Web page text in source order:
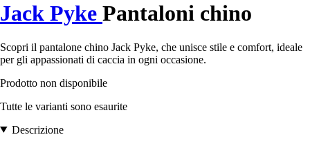
Jack Pyke Pantaloni chino
Scopri il pantalone chino Jack Pyke, che unisce stile e comfort, ideale
per gli appassionati di caccia in ogni occasione.
Prodotto non disponibile
Tutte le varianti sono esaurite
Descrizione